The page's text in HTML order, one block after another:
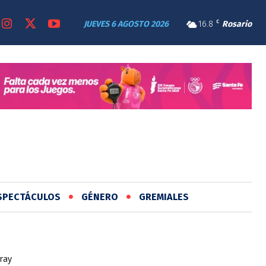
16.8 C Rosario
JUEVES 6 AGOSTO 2026
GÉNERO GREMIALES